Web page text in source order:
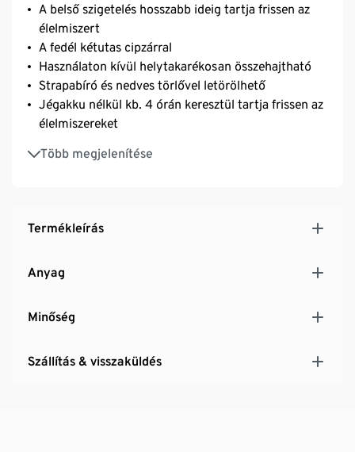
A belső szigetelés hosszabb ideig tartja frissen az
élelmiszert
A fedél kétutas cipzárral
Használaton kívül helytakarékosan összehajtható
Strapabíró és nedves törlővel letörölhető
Jégakku nélkül kb. 4 órán keresztül tartja frissen az
élelmiszereket
Több megjelenítése
Űrtartalom: kb. 28 l
Termékleírás
Anyag
Minőség
Szállítás & visszaküldés